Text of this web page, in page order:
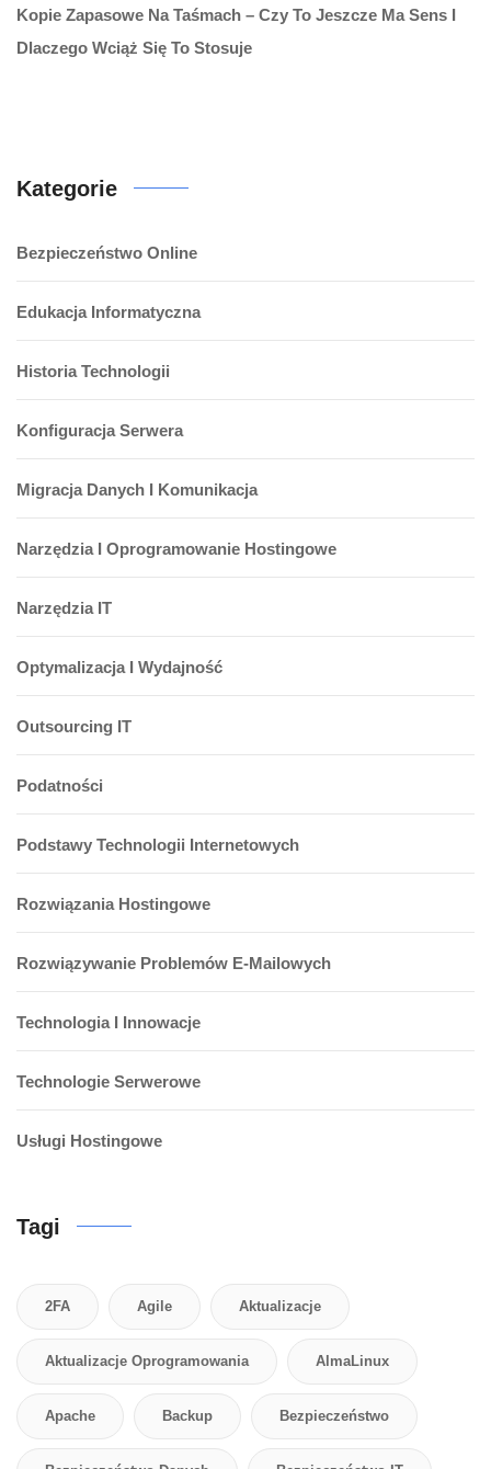
Kopie Zapasowe Na Taśmach – Czy To Jeszcze Ma Sens I
Dlaczego Wciąż Się To Stosuje
Kategorie
Bezpieczeństwo Online
Edukacja Informatyczna
Historia Technologii
Konfiguracja Serwera
Migracja Danych I Komunikacja
Narzędzia I Oprogramowanie Hostingowe
Narzędzia IT
Optymalizacja I Wydajność
Outsourcing IT
Podatności
Podstawy Technologii Internetowych
Rozwiązania Hostingowe
Rozwiązywanie Problemów E-Mailowych
Technologia I Innowacje
Technologie Serwerowe
Usługi Hostingowe
Tagi
2FA Agile Aktualizacje
Aktualizacje Oprogramowania AlmaLinux
Apache Backup Bezpieczeństwo